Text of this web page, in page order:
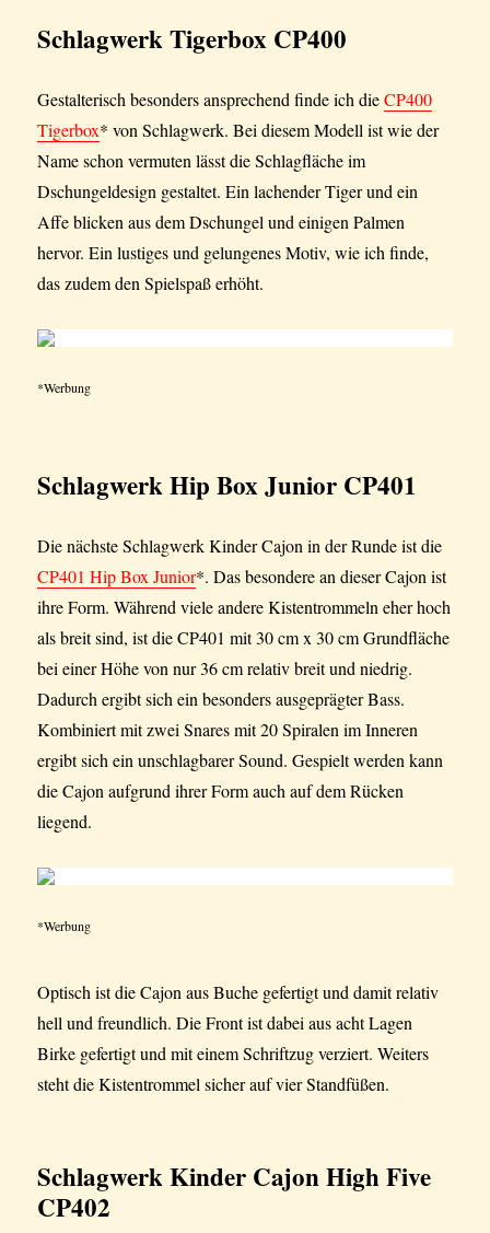
Schlagwerk Tigerbox CP400
Gestalterisch besonders ansprechend finde ich dieCP400
Tigerbox* von Schlagwerk. Bei diesem Modell ist wie der
Name schon vermuten lässt die Schlagfläche im
Dschungeldesign gestaltet. Ein lachender Tiger und ein
Affe blicken aus dem Dschungel und einigen Palmen
hervor. Ein lustiges und gelungenes Motiv, wie ich finde,
das zudem den Spielspaß erhöht.
*Werbung
Schlagwerk Hip Box Junior CP401
Die nächste Schlagwerk Kinder Cajon in der Runde ist die
CP401 Hip Box Junior*. Das besondere an dieser Cajon ist
ihre Form. Während viele andere Kistentrommeln eher hoch
als breit sind, ist die CP401 mit 30 cm x 30 cm Grundfläche
bei einer Höhe von nur 36 cm relativ breit und niedrig.
Dadurch ergibt sich ein besonders ausgeprägter Bass.
Kombiniert mit zwei Snares mit 20 Spiralen im Inneren
ergibt sich ein unschlagbarer Sound. Gespielt werden kann
die Cajon aufgrund ihrer Form auch auf dem Rücken
liegend.
*Werbung
Optisch ist die Cajon aus Buche gefertigt und damit relativ
hell und freundlich. Die Front ist dabei aus acht Lagen
Birke gefertigt und mit einem Schriftzug verziert. Weiters
steht die Kistentrommel sicher auf vier Standfüßen.
Schlagwerk Kinder CajonHigh Five
CP402